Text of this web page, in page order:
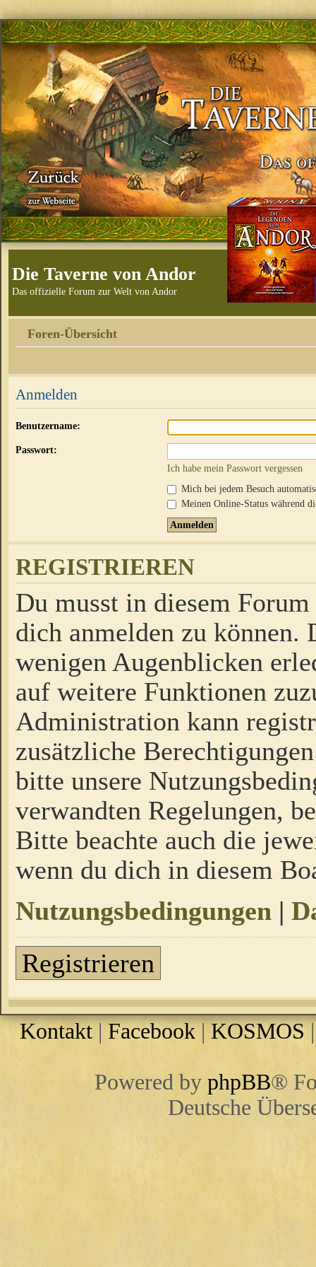
Die Taverne von Andor
Das offizielle Forum zur Welt von Andor
Foren-Übersicht
Anmelden
Benutzername:
Passwort:
Ich habe mein Passwort vergessen
Mich bei jedem Besuch
Meinen Online-Status während
REGISTRIEREN
Du musst in diesem
dich anmelden zu
wenigen Augenblicken
auf weitere Funktionen
Administration kann
zusätzliche
bitte unsere
verwandten Regelungen,
Bitte beachte auch die
wenn du dich in diesem
Nutzungsbedingungen |
Registrieren
Kontakt | Facebook |KOSMOS
Powered by phpBB®
Deutsche